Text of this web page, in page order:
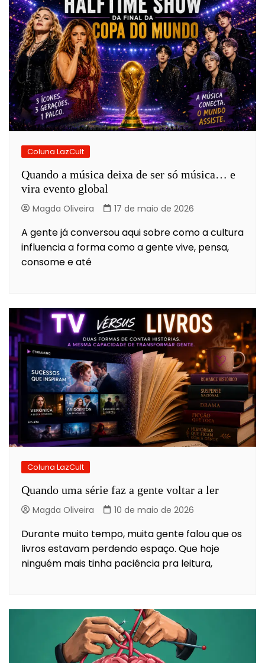
Coluna LazCult
Quando a música deixa de ser só música… e
vira evento global
Magda Oliveira 17 de maio de 2026
A gente já conversou aqui sobre como a cultura
influencia a forma como a gente vive, pensa,
consome e até
Coluna LazCult
Quando uma série faz a gente voltar a ler
Magda Oliveira 10 de maio de 2026
Durante muito tempo, muita gente falou que os
livros estavam perdendo espaço. Que hoje
ninguém mais tinha paciência pra leitura,